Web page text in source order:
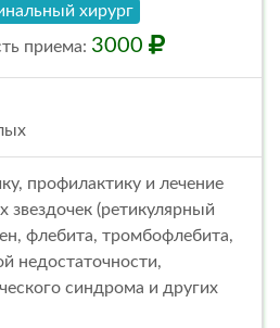
хирург
приема: 3000
профилактику и лечение
звездочек (ретикулярный
флебита, тромбофлебита,
недостаточности,
синдрома и других